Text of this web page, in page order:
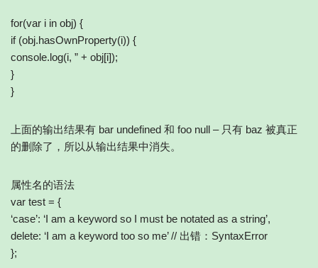
for(var i in obj) {
if (obj.hasOwnProperty(i)) {
console.log(i, ” + obj[i]);
}
}
上面的输出结果有 bar undefined 和 foo null – 只有 baz 被真正
的删除了，所以从输出结果中消失。
属性名的语法
var test = {
‘case’: ‘I am a keyword so I must be notated as a string’,
delete: ‘I am a keyword too so me’ // 出错：SyntaxError
};